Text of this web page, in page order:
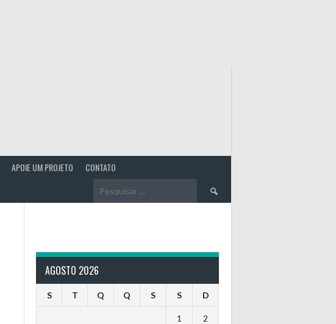
APOIE UM PROJETO CONTATO
Pesquisar
por:
AGOSTO 2026
S T Q Q S S D
1 2